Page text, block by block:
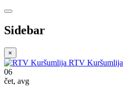
Sidebar
×
RTV Kuršumlija
06
čet, avg